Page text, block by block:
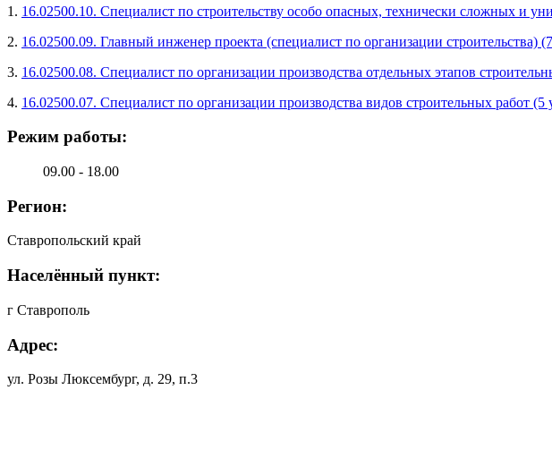
1. 16.02500.10. Специалист по строительству особо опасных, технически сложных и
2. 16.02500.09. Главный инженер проекта (специалист по организации строительства)
3. 16.02500.08. Специалист по организации производства отдельных этапов
4. 16.02500.07. Специалист по организации производства видов строительных работ
Режим работы:
09.00 - 18.00
Регион:
Ставропольский край
Населённый пункт:
г Ставрополь
Адрес:
ул. Розы Люксембург, д. 29, п.3